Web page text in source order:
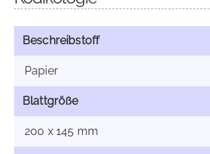
Beschreibstoff
Papier
Blattgröße
200 x 145 mm